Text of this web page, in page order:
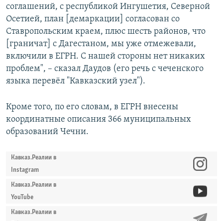
соглашений, с республикой Ингушетия, Северной
Осетией, план [демаркации] согласован со
Ставропольским краем, плюс шесть районов, что
[граничат] с Дагестаном, мы уже отмежевали,
включили в ЕГРН. С нашей стороны нет никаких
проблем", – сказал Даудов (его речь с чеченского
языка перевёл "Кавказский узел").
Кроме того, по его словам, в ЕГРН внесены
координатные описания 366 муниципальных
образований Чечни.
Кавказ.Реалии в
Instagram
Кавказ.Реалии в
YouTube
Кавказ.Реалии в